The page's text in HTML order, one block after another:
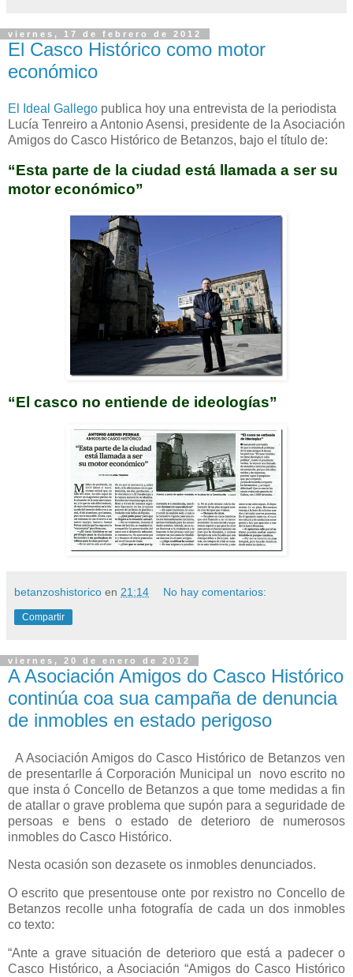
viernes, 17 de febrero de 2012
El Casco Histórico como motor
económico
El Ideal Gallego publica hoy una entrevista de la periodista
Lucía Tenreiro a Antonio Asensi, presidente de la Asociación
Amigos do Casco Histórico de Betanzos, bajo el título de:
“Esta parte de la ciudad está llamada a ser su
motor económico”
“El casco no entiende de ideologías”
betanzoshistorico en 21:14 No hay comentarios:
Compartir
viernes, 20 de enero de 2012
A Asociación Amigos do Casco Histórico
continúa coa sua campaña de denuncia
de inmobles en estado perigoso
A Asociación Amigos do Casco Histórico de Betanzos ven
de presentarlle á Corporación Municipal un novo escrito no
que insta ó Concello de Betanzos a que tome medidas a fin
de atallar o grave problema que supón para a seguridade de
persoas e bens o estado de deterioro de numerosos
inmobles do Casco Histórico.
Nesta ocasión son dezasete os inmobles denunciados.
O escrito que presentouse onte por rexistro no Concello de
Betanzos recolle unha fotografía de cada un dos inmobles
co texto:
“Ante a grave situación de deterioro que está a padecer o
Casco Histórico, a Asociación “Amigos do Casco Histórico